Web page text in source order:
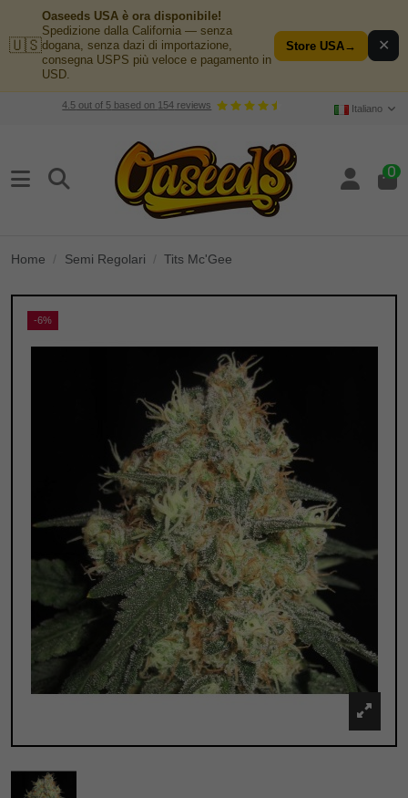
🇺🇸
Oaseeds USA è ora disponibile!
Spedizione dalla California — senza
dogana, senza dazi di importazione,
consegna USPS più veloce e pagamento in
USD.
Store USA→ ✕
4.5 out of 5 based on 154 reviews Italiano
0
Home Semi Regolari Tits Mc'Gee
-6%